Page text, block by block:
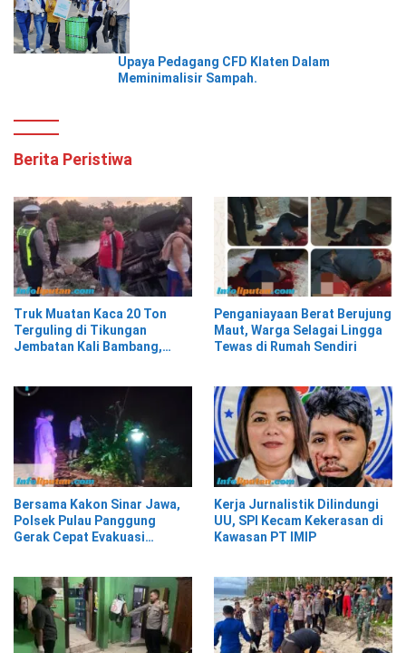
Upaya Pedagang CFD Klaten Dalam
Meminimalisir Sampah.
Berita Peristiwa
Truk Muatan Kaca 20 Ton
Terguling di Tikungan
Jembatan Kali Bambang,
Penganiayaan Berat Berujung
Maut, Warga Selagai Lingga
Tewas di Rumah Sendiri
Bersama Kakon Sinar Jawa,
Polsek Pulau Panggung
Gerak Cepat Evakuasi
Kerja Jurnalistik Dilindungi
UU, SPI Kecam Kekerasan di
Kawasan PT IMIP